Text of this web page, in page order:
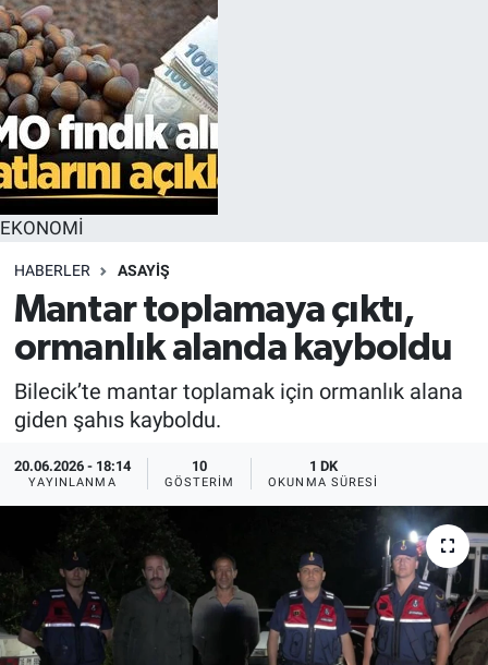
EKONOMİ
HABERLER ASAYİŞ
Mantar toplamaya çıktı,
ormanlık alanda kayboldu
Bilecik’te mantar toplamak için ormanlık alana
giden şahıs kayboldu.
20.06.2026 - 18:14
YAYINLANMA
10
GÖSTERIM
1 DK
OKUNMA SÜRESI